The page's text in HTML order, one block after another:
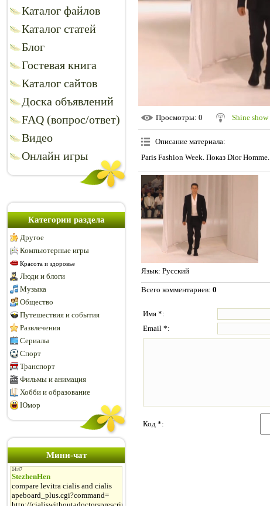
Каталог файлов
Каталог статей
Блог
Гостевая книга
Каталог сайтов
Доска объявлений
FAQ (вопрос/ответ)
Видео
Онлайн игры
Категории раздела
Другое
Компьютерные игры
Красота и здоровье
Люди и блоги
Музыка
Общество
Путешествия и события
Развлечения
Сериалы
Спорт
Транспорт
Фильмы и анимация
Хобби и образование
Юмор
Мини-чат
Просмотры: 0 Shine show
Описание материала:
Paris Fashion Week. Показ Dior Homme.
Язык: Русский
Всего комментариев: 0
Имя *:
Email *:
Код *: